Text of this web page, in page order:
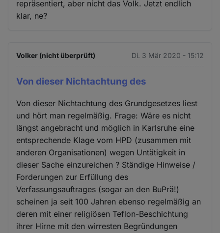
repräsentiert, aber nicht das Volk. Jetzt endlich
klar, ne?
Volker (nicht überprüft) Di. 3 Mär 2020 - 15:12
Von dieser Nichtachtung des
Von dieser Nichtachtung des Grundgesetzes liest
und hört man regelmäßig. Frage: Wäre es nicht
längst angebracht und möglich in Karlsruhe eine
entsprechende Klage vom HPD (zusammen mit
anderen Organisationen) wegen Untätigkeit in
dieser Sache einzureichen ? Ständige Hinweise /
Forderungen zur Erfüllung des
Verfassungsauftrages (sogar an den BuPrä!)
scheinen ja seit 100 Jahren ebenso regelmäßig an
deren mit einer religiösen Teflon-Beschichtung
ihrer Hirne mit den wirresten Begründungen